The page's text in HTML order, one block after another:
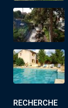
RECHERCHE